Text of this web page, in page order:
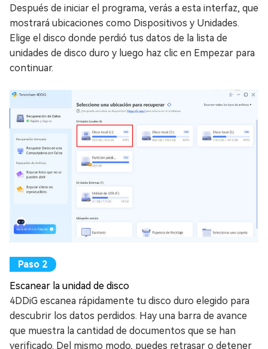
Después de iniciar el programa, verás a esta interfaz, que
mostrará ubicaciones como Dispositivos y Unidades.
Elige el disco donde perdió tus datos de la lista de
unidades de disco duro y luego haz clic en Empezar para
continuar.
Escanear la unidad de disco
4DDiG escanea rápidamente tu disco duro elegido para
descubrir los datos perdidos. Hay una barra de avance
que muestra la cantidad de documentos que se han
verificado. Del mismo modo, puedes retrasar o detener